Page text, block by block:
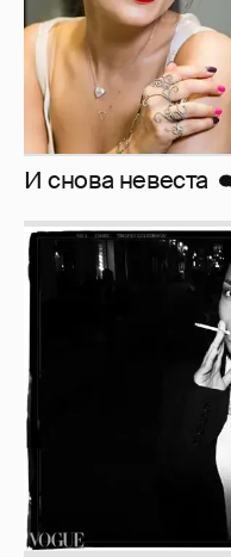
Рублёвские дочки